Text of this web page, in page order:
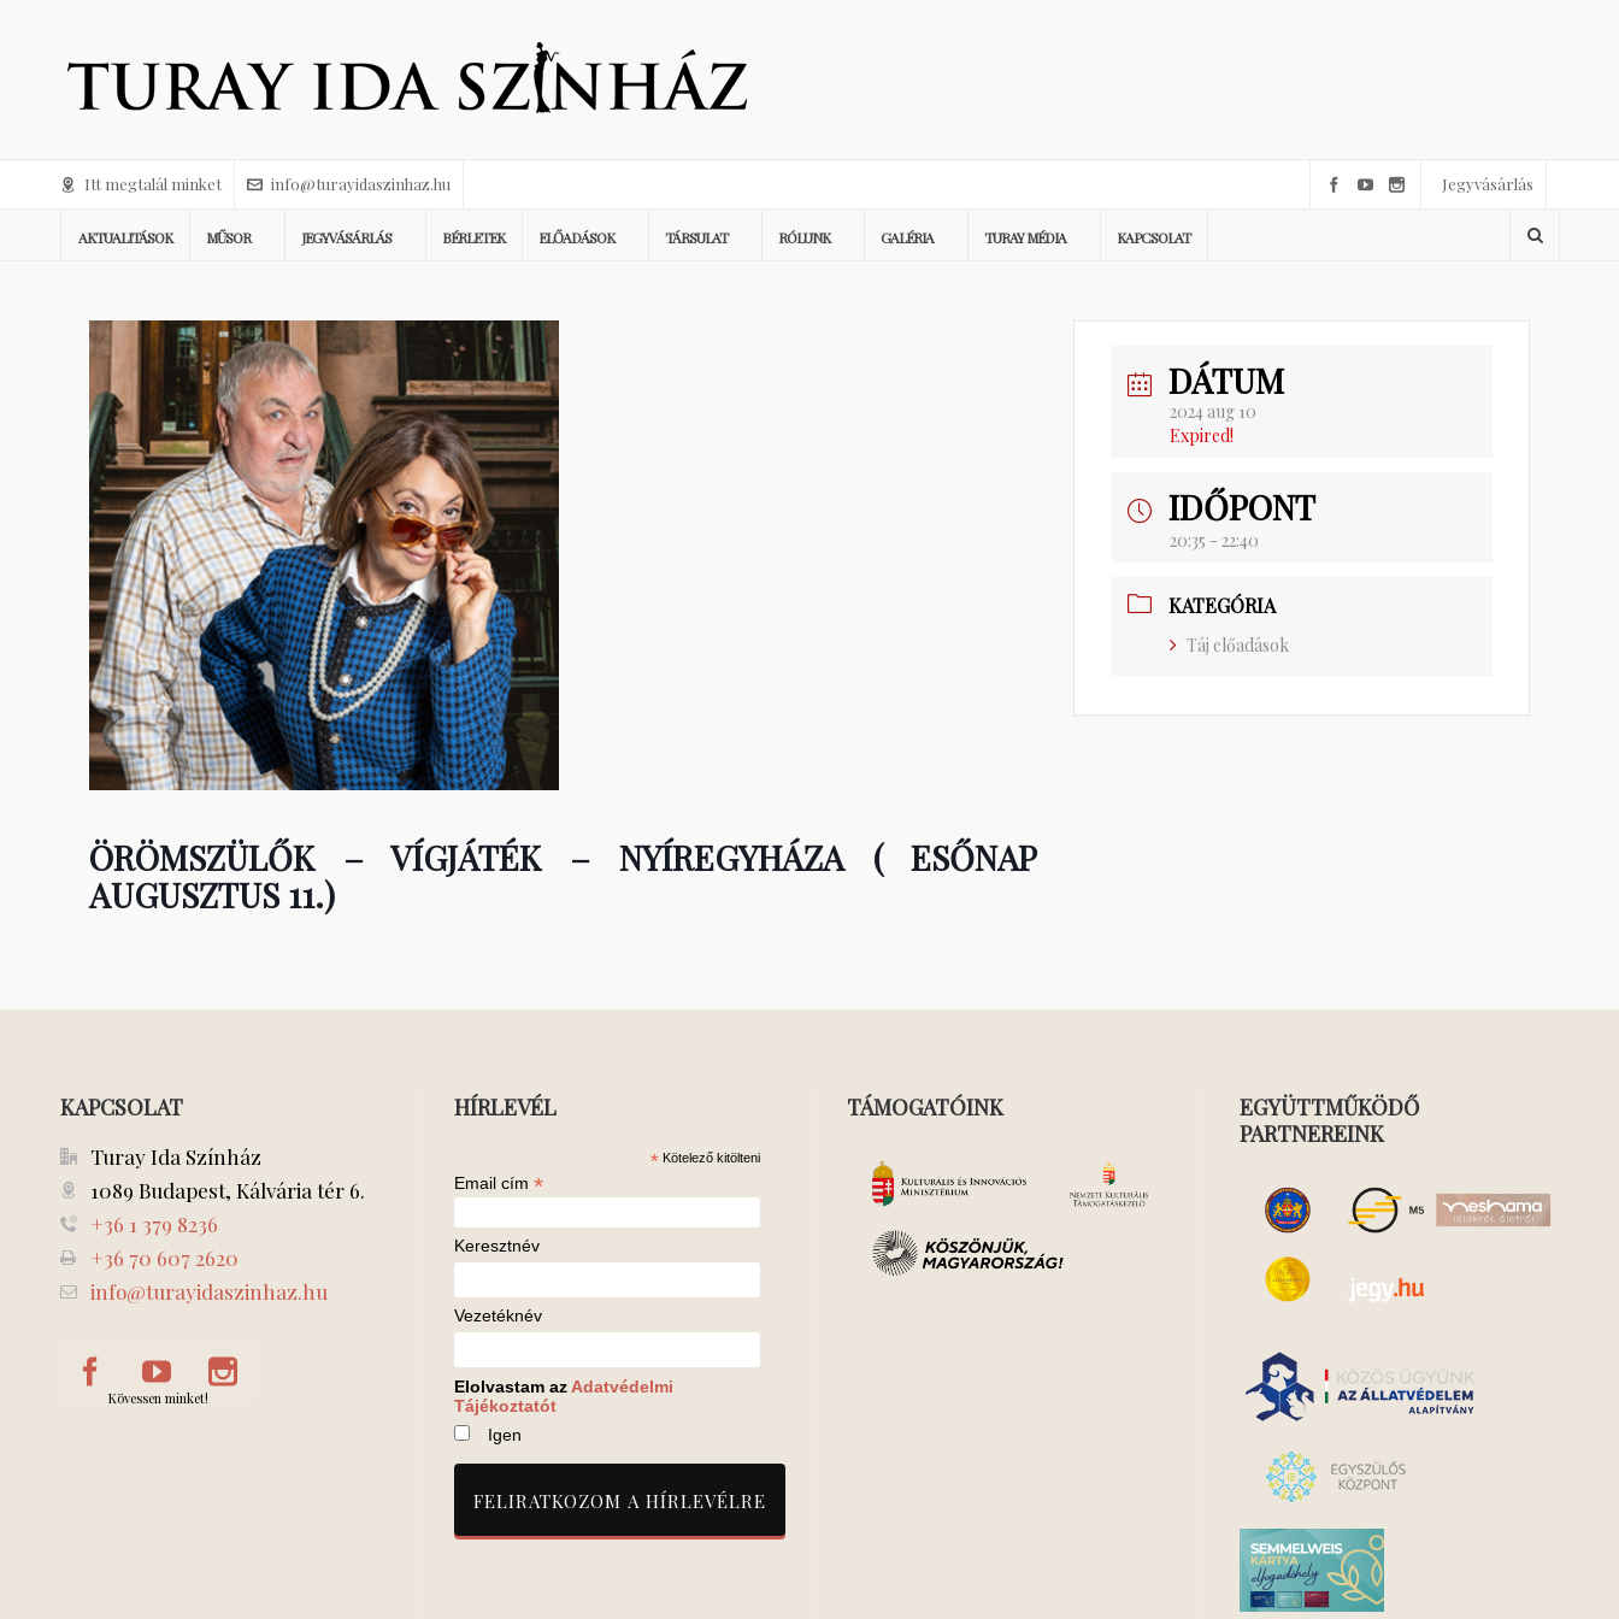
Itt megtalál minket info@turayidaszinhaz.hu Jegyvásárlás
AKTUALITÁSOK MŰSOR JEGYVÁSÁRLÁS BÉRLETEK ELŐADÁSOK TÁRSULAT RÓLUNK GALÉRIA TURAY MÉDIA KAPCSOLAT
ÖRÖMSZÜLŐK – VÍGJÁTÉK – NYÍREGYHÁZA ( ESŐNAP
AUGUSZTUS 11.)
DÁTUM
2024 aug 10
Expired!
IDŐPONT
20:35 - 22:40
KATEGÓRIA
Táj előadások
KAPCSOLAT
Turay Ida Színház
1089 Budapest, Kálvária tér 6.
+36 1 379 8236
+36 70 607 2620
info@turayidaszinhaz.hu
Kövessen minket!
HÍRLEVÉL
* Kötelező kitölteni
Email cím *
Keresztnév
Vezetéknév
Elolvastam az Adatvédelmi
Tájékoztatót
Igen
TÁMOGATÓINK
EGYÜTTMŰKÖDŐ
PARTNEREINK